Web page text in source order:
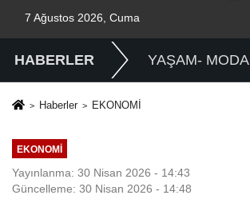
7 Ağustos 2026, Cuma
HABERLER YAŞAM- MODA
Haberler EKONOMİ
EKONOMİ
Yayınlanma: 30 Nisan 2026 - 14:43
Güncelleme: 30 Nisan 2026 - 14:48